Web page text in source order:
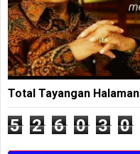
Total Tayangan Halaman
5 2 6 0 3 0